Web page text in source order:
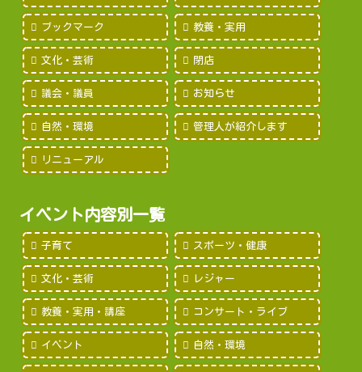
ブックマーク 教養・実用
文化・芸術 閉店
議会・議員 お知らせ
自然・環境 管理人が紹介します
リニューアル
イベント内容別一覧
子育て スポーツ・健康
文化・芸術 レジャー
教養・実用・講座 コンサート・ライブ
イベント 自然・環境